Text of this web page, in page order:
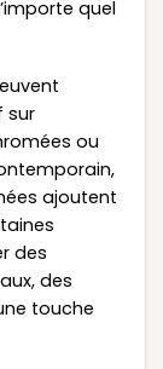
quel
sur
ou
ajoutent
des
des
touche